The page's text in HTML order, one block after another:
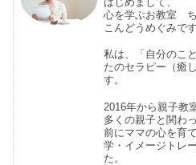
心を学ぶお教室
こんどうめぐみです
私は、「自分のこ
たのセラピー（癒
す。
2016年から親子教
多くの親子と関わ
前にママの心を育
学・イメージトレ
た。